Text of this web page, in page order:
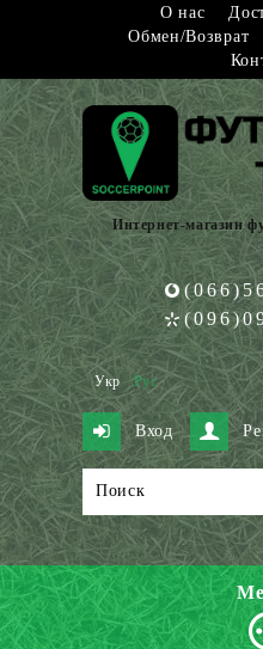
О нас
Обмен/Возврат
Интернет-магазин
Укр Рус
Вход